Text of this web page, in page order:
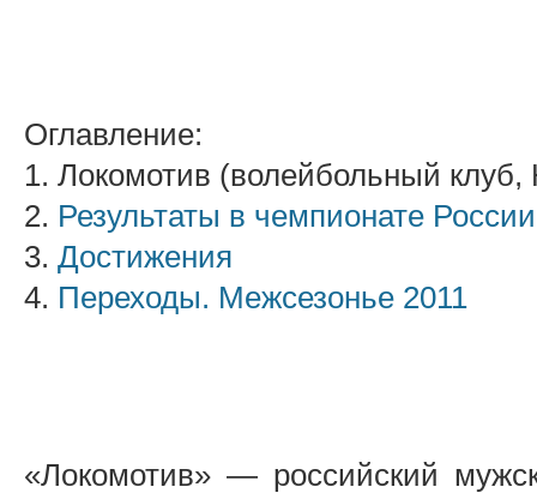
Оглавление:
1. Локомотив (волейбольный клуб,
2. Результаты в чемпионате России
3. Достижения
4. Переходы. Межсезонье 2011
«Локомотив» — российский